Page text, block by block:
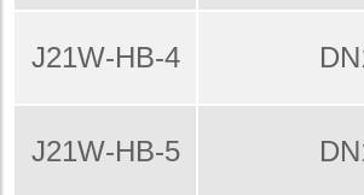
J21W-HB-4
J21W-HB-5